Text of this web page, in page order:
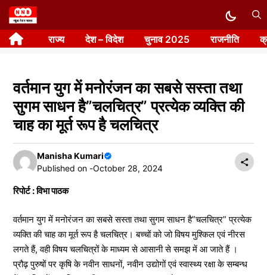
Skip
to
content राज्य देश – विदेश चुनाव 2025 राजनीति
वर्तमान युग में मनोरंजन का सबसे सस्ता तथा
सुगम साधन है”चलचित्र” प्रत्येक व्यक्ति की
चाह का मूर्त रूप है चलचित्र
Manisha Kumari
Published on -October 28, 2024
रिपोर्ट : विभा पाठक
वर्तमान युग में मनोरंजन का सबसे सस्ता तथा सुगम साधन है”चलचित्र” प्रत्येक
व्यक्ति की चाह का मूर्त रूप है चलचित्र। बच्चों को जो विषय मुश्किल एवं नीरस
लगते हैं, वही विषय चलचित्रों के माध्यम से आसानी से समझ में आ जाते हैं ।
प्रौढ़ पुरुषों पर कृषि के नवीन साधनों, नवीन उद्योगों एवं स्वास्थ्य रक्षा के सम्बन्ध